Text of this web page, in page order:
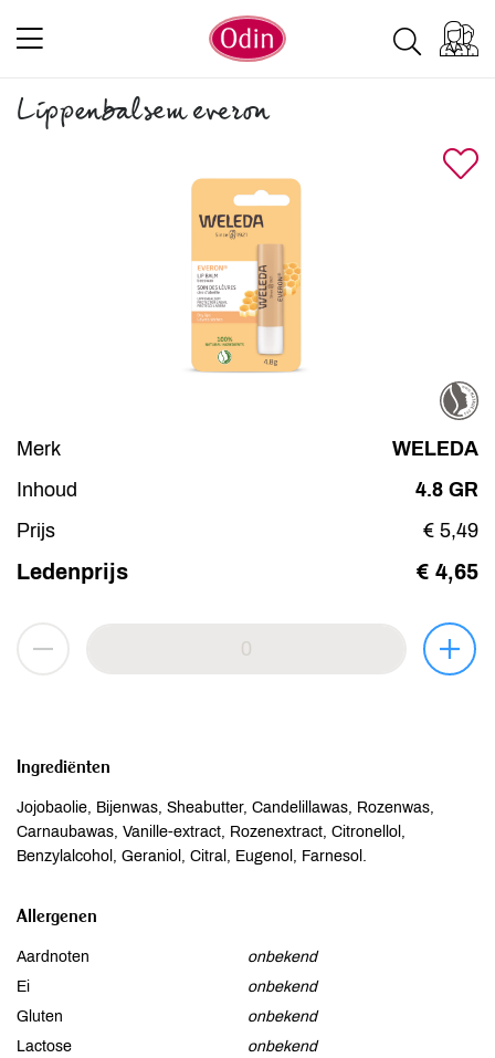
Lippenbalsem everon
Merk
WELEDA
Inhoud
4.8 GR
Prijs
€ 5,49
Ledenprijs € 4,65
Ingrediënten
Jojobaolie, Bijenwas, Sheabutter, Candelillawas, Rozenwas,
Carnaubawas, Vanille-extract, Rozenextract, Citronellol,
Benzylalcohol, Geraniol, Citral, Eugenol, Farnesol.
Allergenen
Aardnoten
onbekend
Ei
onbekend
Gluten
onbekend
Lactose
onbekend